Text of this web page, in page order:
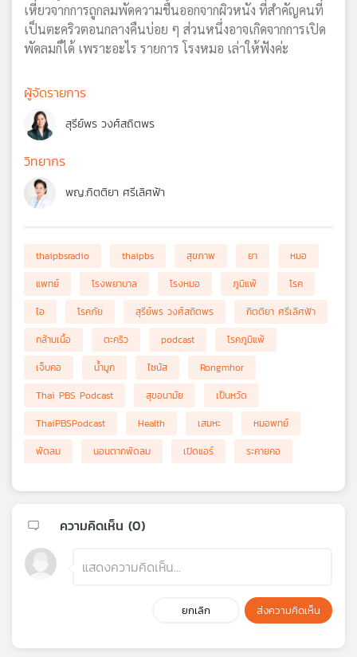
เหี่ยวจากการถูกลมพัดความชื้นออกจากผิวหนัง ที่สำคัญคนที่
เป็นตะคริวตอนกลางคืนบ่อย ๆ ส่วนหนึ่งอาจเกิดจากการเปิด
พัดลมก็ได้ เพราะอะไร รายการ โรงหมอ เล่าให้ฟังค่ะ
ผู้จัดรายการ
สุรีย์พร วงศ์สถิตพร
วิทยากร
พญ.กิตติยา ศรีเลิศฟ้า
thaipbsradio thaipbs สุขภาพ ยา
หมอ
แพทย์
โรงพยาบาล โรงหมอ ภูมิแพ้
โรค
ไอ
โรคภัย สุรีย์พร วงศ์สถิตพร
กิตติยา ศรีเลิศฟ้า
กล้ามเนื้อ
ตะคริว podcast
โรคภูมิแพ้
เจ็บคอ
น้ำมูก ไซนัส
Rongmhor
Thai PBS Podcast
สุขอนามัย
เป็นหวัด
ThaiPBSPodcast
Health เสมหะ
หมอพทย์
พัดลม
นอนตากพัดลม เปิดแอร์ ระคายคอ
ความคิดเห็น (0)
ยกเลิก ส่งความคิดเห็น